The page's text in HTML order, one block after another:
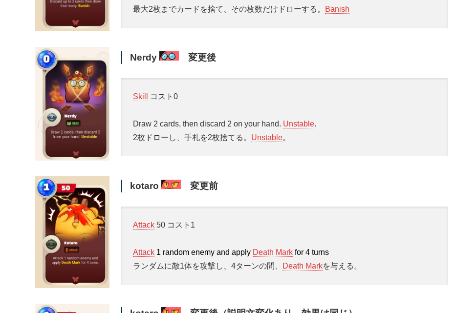
最大2枚までカードを捨て、その枚数だけドローする。
Banish
Nerdy 変更後
Skill コスト0
Draw 2 cards, then discard 2 on your hand. Unstable.
2枚ドローし、手札を2枚捨てる。 Unstable。
kotaro 変更前
Attack50 コスト1
Attack1 random enemy and apply Death Markfor 4 turns
ランダムに敵1体を攻撃し、4ターンの間、
Death Markを与える。